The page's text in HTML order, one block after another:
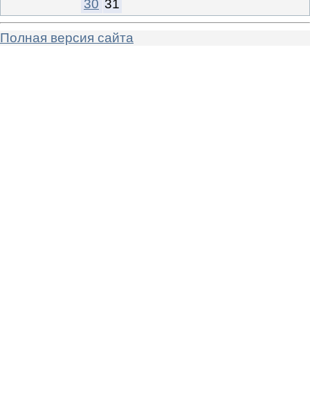
30 31
Полная версия сайта